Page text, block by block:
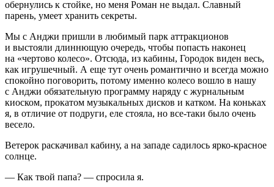
обернулись к стойке, но меня Роман не выдал. Славный
парень, умеет хранить секреты.
Мы с Анджи пришли в любимый парк аттракционов
и выстояли длиннющую очередь, чтобы попасть наконец
на «чертово колесо». Отсюда, из кабины, Городок виден весь,
как игрушечный. А еще тут очень романтично и всегда можно
спокойно поговорить, потому именно колесо вошло в нашу
с Анджи обязательную программу наряду с журнальным
киоском, прокатом музыкальных дисков и катком. На коньках
я, в отличие от подруги, еле стояла, но все-таки было очень
весело.
Ветерок раскачивал кабину, а на западе садилось ярко-красное
солнце.
— Как твой папа? — спросила я.